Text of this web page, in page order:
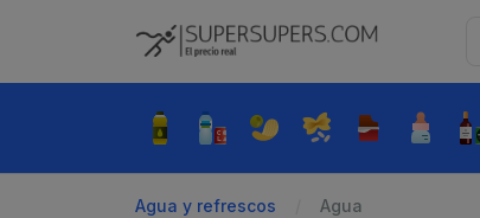
Agua y refrescos Agua